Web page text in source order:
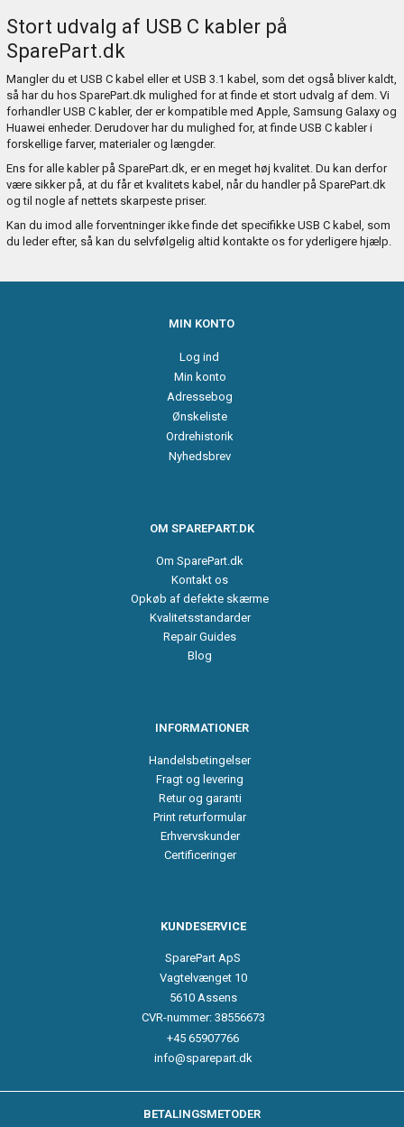
Stort udvalg af USB C kabler på
SparePart.dk
Mangler du et USB C kabel eller et USB 3.1 kabel, som det også bliver kaldt,
så har du hos SparePart.dk mulighed for at finde et stort udvalg af dem. Vi
forhandler USB C kabler, der er kompatible med Apple, Samsung Galaxy og
Huawei enheder. Derudover har du mulighed for, at finde USB C kabler i
forskellige farver, materialer og længder.
Ens for alle kabler på SparePart.dk, er en meget høj kvalitet. Du kan derfor
være sikker på, at du får et kvalitets kabel, når du handler på SparePart.dk
og til nogle af nettets skarpeste priser.
Kan du imod alle forventninger ikke finde det specifikke USB C kabel, som
du leder efter, så kan du selvfølgelig altid kontakte os for yderligere hjælp.
MIN KONTO
Log ind
Min konto
Adressebog
Ønskeliste
Ordrehistorik
Nyhedsbrev
OM SPAREPART.DK
Om SparePart.dk
Kontakt os
Opkøb af defekte skærme
Kvalitetsstandarder
Repair Guides
Blog
INFORMATIONER
Handelsbetingelser
Fragt og levering
Retur og garanti
Print returformular
Erhvervskunder
Certificeringer
KUNDESERVICE
SparePart ApS
Vagtelvænget 10
5610 Assens
CVR-nummer: 38556673
+45 65907766
info@sparepart.dk
BETALINGSMETODER